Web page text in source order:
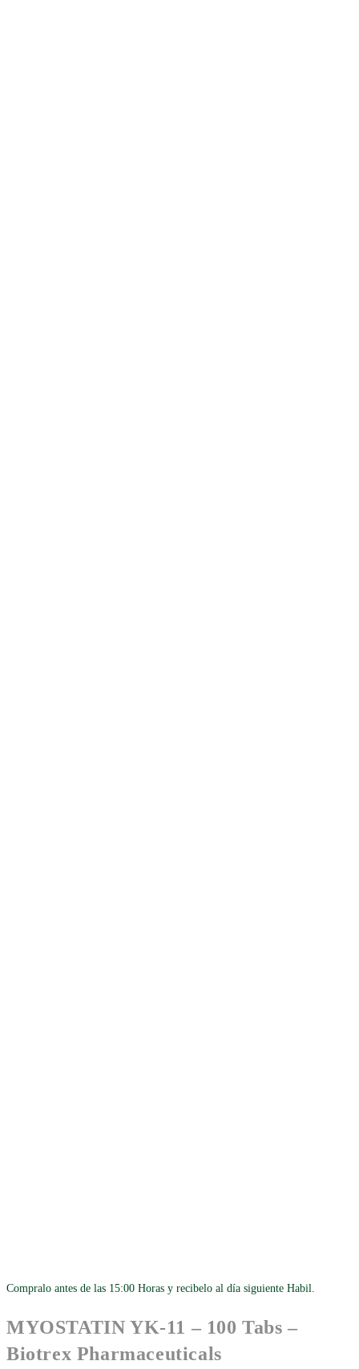
Compralo antes de las 15:00 Horas y recibelo al día siguiente Habil.
MYOSTATIN YK-11 – 100 Tabs –
Biotrex Pharmaceuticals